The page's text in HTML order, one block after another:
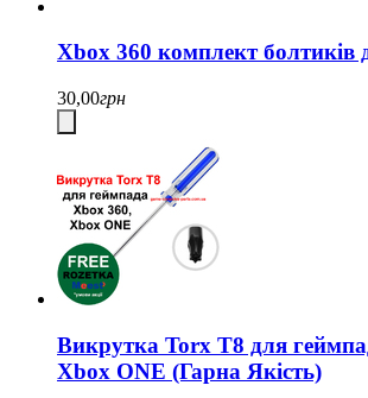
Xbox 360 комплект болтиків
30,00грн
Викрутка Torx T8 для
Xbox ONE (Гарна Якість)